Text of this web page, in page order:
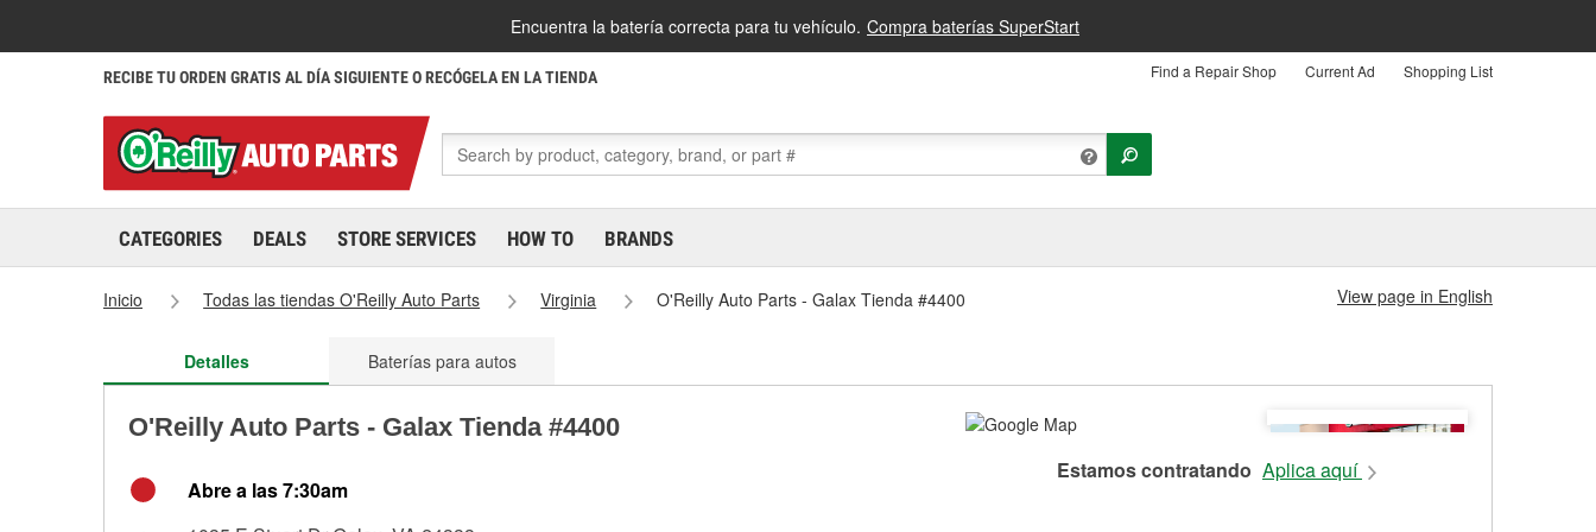
Encuentra la batería correcta para tu vehículo. Compra baterías SuperStart
RECIBE TU ORDEN GRATIS AL DÍA SIGUIENTE O RECÓGELA EN LA TIENDA Find a Repair Shop Current Ad Shopping List
CATEGORIES DEALS STORE SERVICES HOW TO BRANDS
Inicio Todas las tiendas O'Reilly Auto Parts Virginia O'Reilly Auto Parts - Galax Tienda #4400 View page in English
Detalles Baterías para autos
O'Reilly Auto Parts - Galax Tienda #4400
Abre a las 7:30am
Estamos contratando Aplica aquí